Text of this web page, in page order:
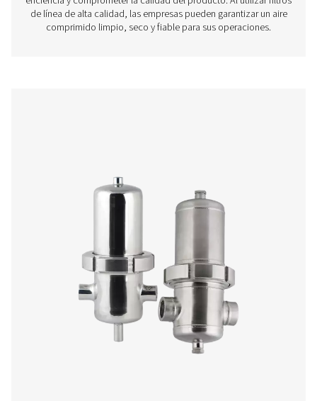
Filtros de línea
Los filtros de línea son componentes esenciales en los
aire comprimido, diseñados para eliminar
suciedad, el aceite, la humedad y las partículas. Estas
pueden causar daños en los equipos posteriores,
eficiencia y comprometer la calidad del producto. Al
de línea de alta calidad, las empresas pueden
comprimido limpio, seco y fiable para sus